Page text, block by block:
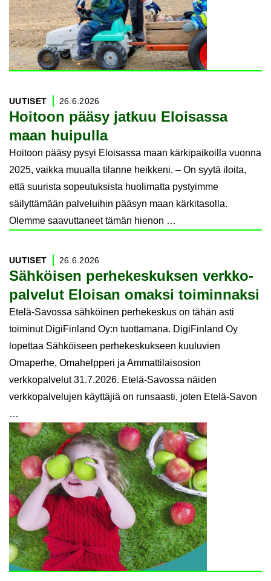
Hoi­toon pääsy jat­kuu Eloi­sas­sa
maan hui­pul­la
UU­TI­SET 26.6.2026
Hoitoon pääsy pysyi Eloisassa maan kärkipaikoilla vuonna
2025, vaikka muualla tilanne heikkeni. – On syytä iloita,
että suurista sopeutuksista huolimatta pystyimme
säilyttämään palveluihin pääsyn maan kärkitasolla.
Olemme saavuttaneet tämän hienon …
Säh­köi­sen per­he­kes­kuk­sen verk­ko­
pal­ve­lut Eloi­san omak­si toi­min­nak­si
UU­TI­SET 26.6.2026
Etelä-Savossa sähköinen perhekeskus on tähän asti
toiminut DigiFinland Oy:n tuottamana. DigiFinland Oy
lopettaa Sähköiseen perhekeskukseen kuuluvien
Omaperhe, Omahelpperi ja Ammattilaisosion
verkkopalvelut 31.7.2026. Etelä-Savossa näiden
verkkopalvelujen käyttäjiä on runsaasti, joten Etelä-Savon
…